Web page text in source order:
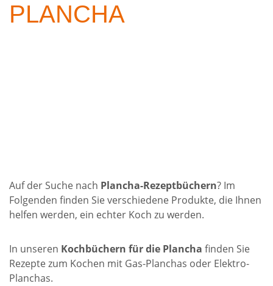
PLANCHA
Auf der Suche nach Plancha-Rezeptbüchern? Im
Folgenden finden Sie verschiedene Produkte, die Ihnen
helfen werden, ein echter Koch zu werden.
In unseren Kochbüchern für die Plancha finden Sie
Rezepte zum Kochen mit Gas-Planchas oder Elektro-
Planchas.